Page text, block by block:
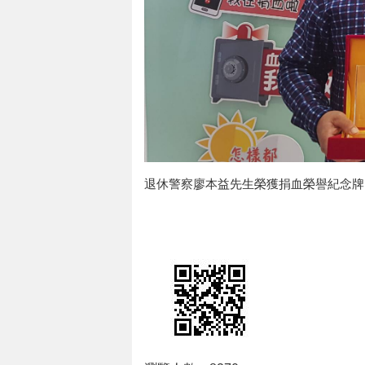
退休警察廖本益先生榮獲捐血榮譽紀念